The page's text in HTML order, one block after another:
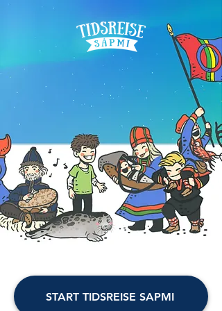
START TIDSREISE SAPMI